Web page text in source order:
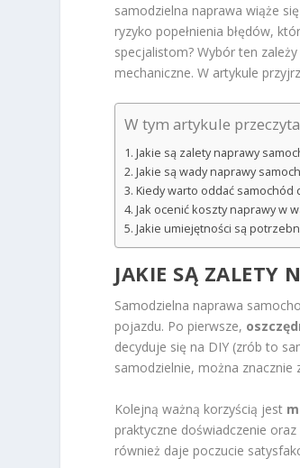
samodzielna naprawa wiąże
ryzyko popełnienia błędów,
specjalistom? Wybór ten
mechaniczne. W artykule
W tym artykule
Jakie są zalety naprawy
Jakie są wady naprawy
Kiedy warto oddać samochód
Jak ocenić koszty naprawy w
Jakie umiejętności są
JAKIE SĄ ZALETY
Samodzielna naprawa
pojazdu. Po pierwsze,
decyduje się na DIY (zrób to
samodzielnie, można
Kolejną ważną korzyścią jest
praktyczne doświadczenie
również daje poczucie